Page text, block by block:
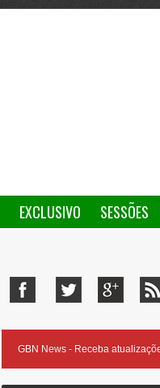
EXCLUSIVO
SESSÕES
GBN News - Receba